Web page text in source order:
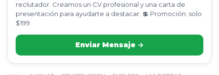
reclutador. Creamos un CV profesional y una carta de
presentación para ayudarte a destacar. 💲 Promoción: solo
$199.
Enviar Mensaje →